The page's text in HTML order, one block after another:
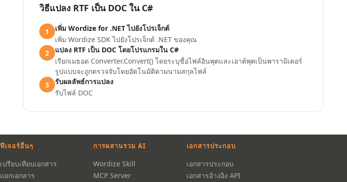
วิธีแปลง RTF เป็น DOC ใน C#
1
เพิ่ม Wordize for .NET ไปยังโปรเจ็กต์
เพิ่ม Wordize SDK ไปยังโปรเจ็กต์ .NET ของคุณ
2
แปลง RTF เป็น DOC โดยโปรแกรมใน C#
เรียกเมธอด Converter.Convert() โดยระบุชื่อไฟล์อินพุตและเอาต์พุตเป็นพารามิเตอร์
รูปแบบจะถูกตรวจจับโดยอัตโนมัติตามนามสกุลไฟล์
3
รับผลลัพธ์การแปลง
รับไฟล์ DOC
ฟีเจอร์อื่นๆ
เปรียบเทียบเอกสาร
แยกเอกสาร
การผสานรวม AI
Wordize Skill
MCP Server
เอกสารประกอบ
เอกสารประกอบ
เอกสารอ้างอิง API